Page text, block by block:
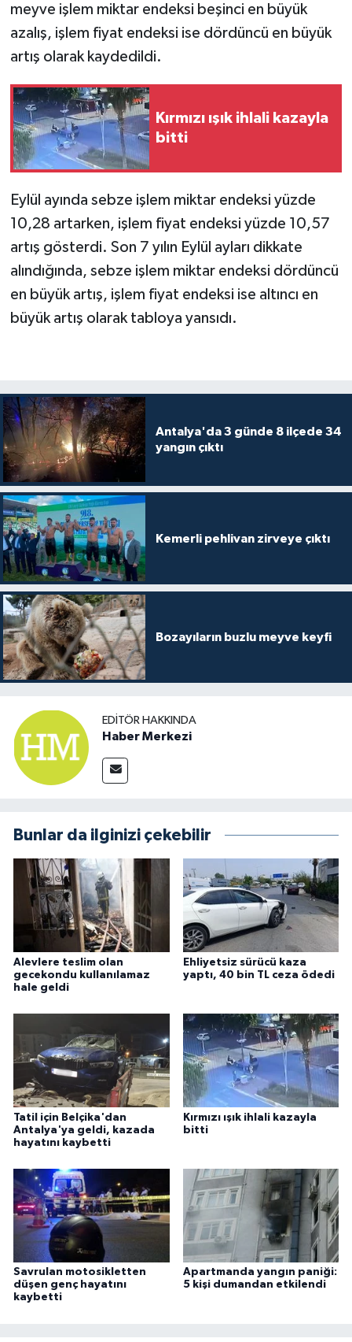
meyve işlem miktar endeksi beşinci en büyük
azalış, işlem fiyat endeksi ise dördüncü en büyük
artış olarak kaydedildi.
Kırmızı ışık ihlali kazayla
bitti
Eylül ayında sebze işlem miktar endeksi yüzde
10,28 artarken, işlem fiyat endeksi yüzde 10,57
artış gösterdi. Son 7 yılın Eylül ayları dikkate
alındığında, sebze işlem miktar endeksi dördüncü
en büyük artış, işlem fiyat endeksi ise altıncı en
büyük artış olarak tabloya yansıdı.
Antalya'da 3 günde 8 ilçede 34
yangın çıktı
Kemerli pehlivan zirveye çıktı
Bozayıların buzlu meyve keyfi
EDITÖR HAKKINDA
Haber Merkezi
Bunlar da ilginizi çekebilir
Alevlere teslim olan
gecekondu kullanılamaz
hale geldi
Ehliyetsiz sürücü kaza
yaptı, 40 bin TL ceza ödedi
Tatil için Belçika'dan
Antalya'ya geldi, kazada
hayatını kaybetti
Kırmızı ışık ihlali kazayla
bitti
Savrulan motosikletten
düşen genç hayatını
kaybetti
Apartmanda yangın paniği:
5 kişi dumandan etkilendi